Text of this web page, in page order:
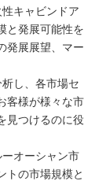
キャビンドア
と発展可能性を
発展展望、マー
し、各市場セ
客様が様々な市
見つけるのに役
オーシャン市
トの市場規模と